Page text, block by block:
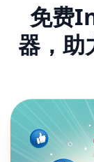
免费
器，助